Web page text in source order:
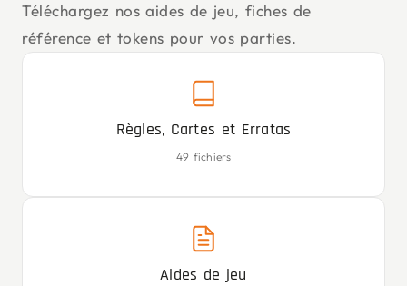
Téléchargez nos aides de jeu, fiches de
référence et tokens pour vos parties.
Règles, Cartes et Erratas
49 fichiers
Aides de jeu